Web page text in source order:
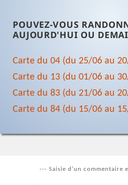
POUVEZ-VOUS
AUJOURD'HUI OU
Carte du 04 (du 25/06 au
Carte du 13 (du 01/06 au
Carte du 83 (du 21/06 au
Carte du 84 (du 15/06 au
--- Saisie d'un commentaire